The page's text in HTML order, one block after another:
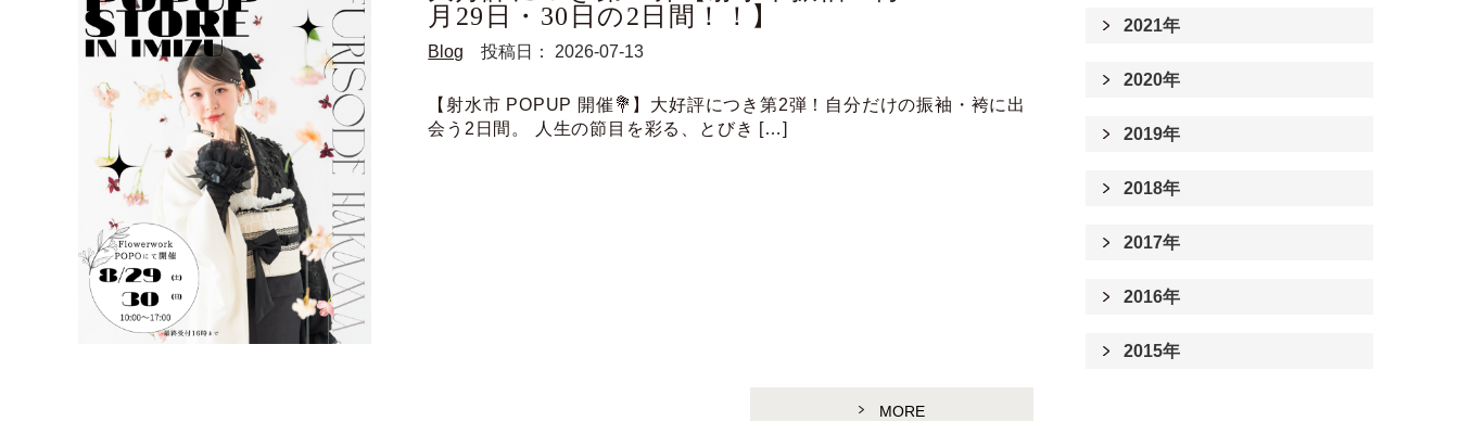
月29日・30日の2日間！！】
Blog 投稿日： 2026-07-13
【射水市 POPUP 開催💐】大好評につき第2弾！自分だけの振袖・袴に出
会う2日間。 人生の節目を彩る、とびき […]
MORE
2021年
2020年
2019年
2018年
2017年
2016年
2015年